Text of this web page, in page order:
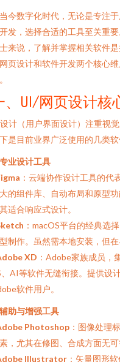
今数字化时代，无论是专注
发，选择合适的工具至关重
来说，了解并掌握相关软件
页设计和软件开发两个核心
、UI/网页设计核
计（用户界面设计）注重视
是目前业界广泛使用的几类软
业设计工具
：云端协作设计工具的代
的组件库、自动布局和原型
适合响应式设计。
：macOS平台的经典选
制作。虽然需本地安装，但
XD ：Adobe家族成员，
、AI等软件无缝衔接。提供设
软件用户。
助与增强工具
Photoshop ：图像处理
，尤其在修图、合成方面无可
Illustrator ：矢量图形